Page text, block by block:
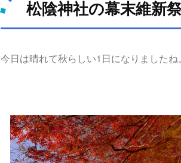
松陰神社の幕末維新
今日は晴れて秋らしい1日になりましたね